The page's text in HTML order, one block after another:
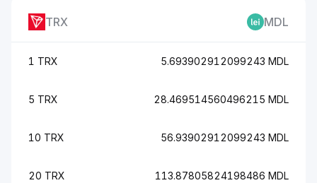
TRX MDL
1 TRX 5.693902912099243 MDL
5 TRX 28.469514560496215 MDL
10 TRX 56.93902912099243 MDL
20 TRX 113.87805824198486 MDL